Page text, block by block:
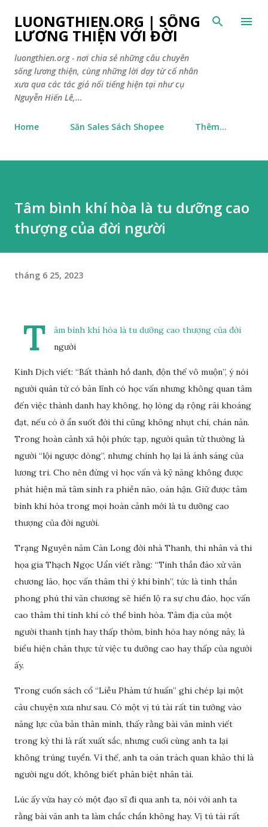
Chuyển đến nội dung chính
LUONGTHIEN.ORG | SỐNG
LƯƠNG THIỆN VỚI ĐỜI
luongthien.org - nơi chia sẻ những câu chuyên
sống lương thiện, cùng những lời dạy từ cổ nhân
xưa qua các tác giả nổi tiếng hiện tại như cụ
Nguyễn Hiến Lê,...
Home Săn Sales Sách Shopee Thêm…
Tâm bình khí hòa là tu dưỡng cao
thượng của đời người
tháng 6 25, 2023
T
âm bình khí hòa là tu dưỡng cao thượng của đời
người
Kinh Dịch viết: “Bất thành hồ danh, độn thế vô muộn”, ý nói
người quân tử có bản lĩnh có học vấn nhưng không quan tâm
đến việc thành danh hay không, họ lòng dạ rộng rãi khoáng
đạt, nếu có ở ẩn suốt đời thì cũng không nhụt chí, chán nản.
Trong hoàn cảnh xã hội phức tạp, người quân tử thường là
người “lội ngược dòng”, nhưng chính họ lại là ánh sáng của
lương tri. Cho nên đừng vì học vấn và kỹ năng không được
phát hiện mà tâm sinh ra phiền não, oán hận. Giữ được tâm
bình khí hòa trong mọi hoàn cảnh mới là tu dưỡng cao
thượng của đời người.
Trạng Nguyên năm Càn Long đời nhà Thanh, thi nhân và thi
họa gia Thạch Ngọc Uẩn viết rằng: “Tinh thần đáo xử văn
chương lão, học vấn thâm thì ý khí bình”, tức là tinh thần
phong phú thì văn chương sẽ hiển lộ ra sự chu đáo, học vấn
cao thâm thì tính khí có thể bình hòa. Tâm địa của một
người thanh tịnh hay thấp thỏm, bình hòa hay nóng nảy, là
biểu hiện chân thực từ việc tu dưỡng cao hay thấp của người
ấy.
Trong cuốn sách cổ “Liễu Phàm tứ huấn” ghi chép lại một
câu chuyện xưa như sau. Có một vị tú tài rất tin tưởng vào
năng lực của bản thân mình, thấy rằng bài văn mình viết
trong kỳ thi là rất xuất sắc, nhưng cuối cùng anh ta lại
không trúng tuyển. Vì thế, anh ta oán trách quan khảo thí là
người ngu dốt, không biết phân biệt nhân tài.
Lúc ấy vừa hay có một đạo sĩ đi qua anh ta, nói với anh ta
rằng bài văn anh ta làm chắc chắn không hay. Vị tú tài rất